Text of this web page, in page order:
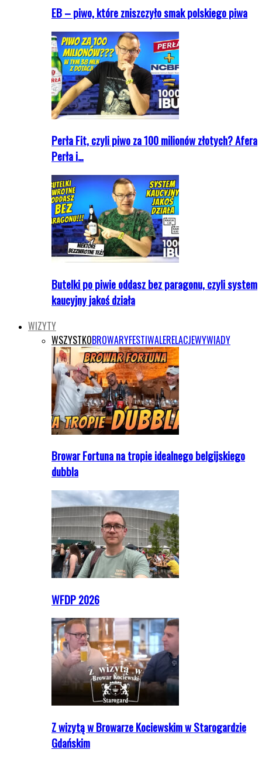
EB – piwo, które zniszczyło smak polskiego piwa
Perła Fit, czyli piwo za 100 milionów złotych? Afera
Perła i…
Butelki po piwie oddasz bez paragonu, czyli system
kaucyjny jakoś działa
WIZYTY
WSZYSTKOBROWARYFESTIWALERELACJEWYWIADY
Browar Fortuna na tropie idealnego belgijskiego
dubbla
WFDP 2026
Z wizytą w Browarze Kociewskim w Starogardzie
Gdańskim